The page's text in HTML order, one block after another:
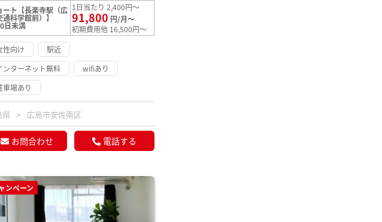
ート【長楽寺駅（広
通科学館前）】
日未満
1日当たり 2,400円～
91,800 円/月～
初期費用他 16,500円～
性向け
駅近
ンターネット無料
wifiあり
車場あり
県 広島市安佐南区
お問合わせ 電話する
ンペーン